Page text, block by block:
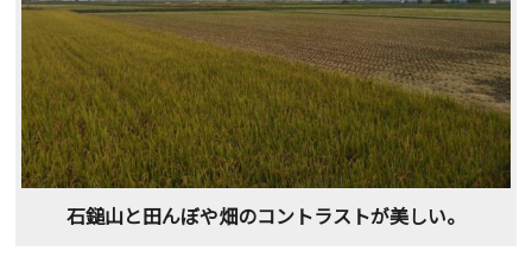
石鎚山と田んぼや畑のコントラストが美しい。